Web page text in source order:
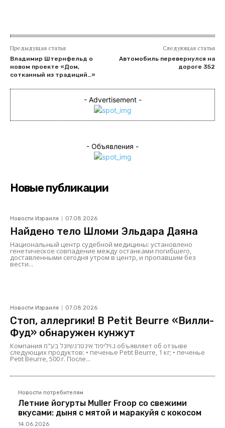
Предыдущая статья
Владимир Штернфельд о
новом проекте «Дом,
сотканный из традиций…»
Следующая статья
Автомобиль перевернулся на
дороге 352
- Advertisement -
- Объявления -
Новые публикации
Новости Израиля 07.08.2026
Найдено тело Шломи Эльдара Даяна
Национальный центр судебной медицины: установлено
генетическое совпадение между останками погибшего,
доставленными сегодня утром в центр, и пропавшим без
вести...
Новости Израиля 07.08.2026
Стоп, аллергики! В Petit Beurre «Вилли-
Фуд» обнаружен кунжут
Компания ג.ויליפוד אינטרנשיונל בע"מ объявляет об отзыве
следующих продуктов: • печенье Petit Beurre, 1 кг; • печенье
Petit Beurre, 500 г. После...
Новости потребителям
Летние йогурты Muller Froop со свежими
вкусами: дыня с мятой и маракуйя с кокосом
14.06.2026